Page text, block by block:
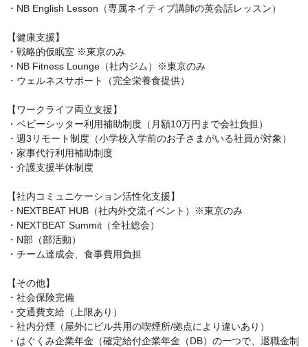
・NB English Lesson（専属ネイティブ講師の英会話レッスン）
【健康支援】
・戦略的仮眠室 ※東京のみ
・NB Fitness Lounge（社内ジム）※東京のみ
・ウェルネスサポート（完全栄養食提供）
【ワークライフ両立支援】
・ベビーシッター利用補助制度（月額10万円まで会社負担）
・週3リモート制度（小学校入学前のお子さまがいる社員が対象）
・家事代行利用補助制度
・介護支援半休制度
【社内コミュニケーション活性化支援】
・NEXTBEAT HUB（社内外交流イベント）※東京のみ
・NEXTBEAT Summit（全社総会）
・N部（部活動）
・チーム達成会、食事費用負担
【その他】
・社会保険完備
・交通費支給（上限あり）
・社内分煙（屋外にビル共用の喫煙所/拠点により違いあり）
・はぐくみ企業年金（確定給付企業年金（DB）の一つで、退職金制